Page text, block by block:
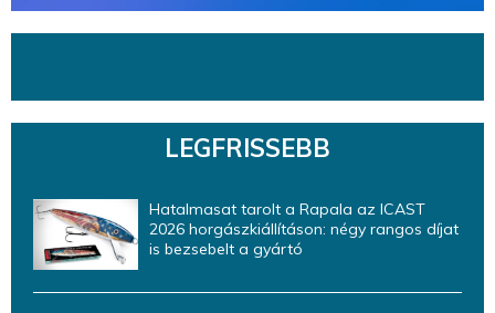
LEGFRISSEBB
Hatalmasat tarolt a Rapala az ICAST
2026 horgászkiállításon: négy rangos díjat
is bezsebelt a gyártó